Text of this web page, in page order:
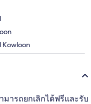
Kowloon
มารถยกเลิกได้ฟรีและรับ